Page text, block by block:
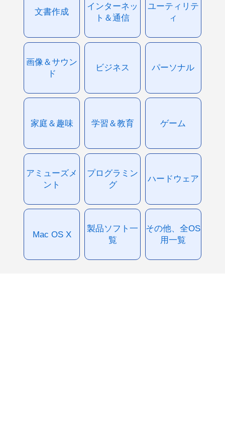
文書作成
インターネッ
ト＆通信
ユーティリテ
ィ
画像＆サウン
ド
ビジネス パーソナル
家庭＆趣味 学習＆教育 ゲーム
アミューズメ
ント
プログラミン
グ
ハードウェア
Mac OS X
製品ソフト一
覧
その他、全OS
用一覧